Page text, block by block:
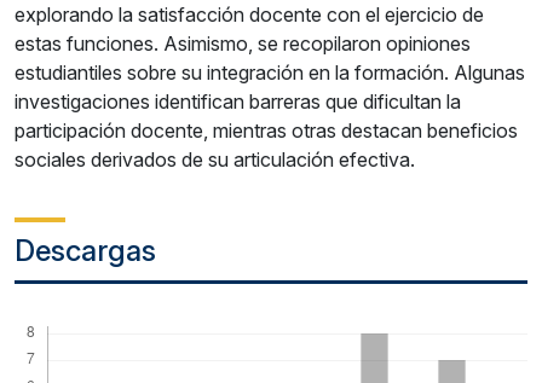
explorando la satisfacción docente con el ejercicio de
estas funciones. Asimismo, se recopilaron opiniones
estudiantiles sobre su integración en la formación. Algunas
investigaciones identifican barreras que dificultan la
participación docente, mientras otras destacan beneficios
sociales derivados de su articulación efectiva.
Descargas